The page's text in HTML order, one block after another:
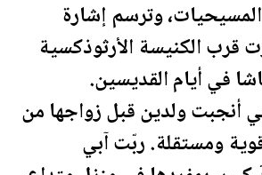
وترسم إشارة
قرب الكنيسة الأرثوذكسية
في أيام القديسين.
أنجبت ولدين قبل زواجها من
قوية ومستقلة. ربّت آبي